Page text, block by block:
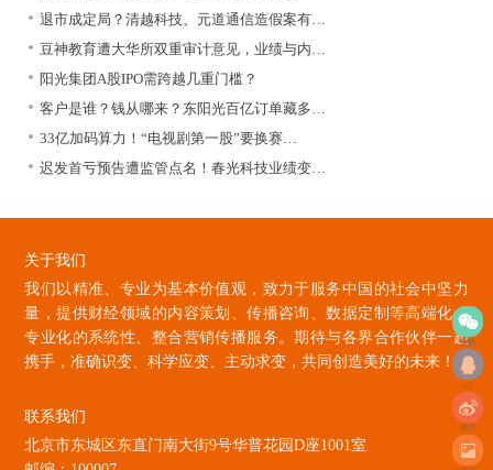
微信
qq
微博
退市成定局？清越科技、元道通信造假案有…
豆神教育遭大华所双重审计意见，业绩与内…
阳光集团A股IPO需跨越几重门槛？
客户是谁？钱从哪来？东阳光百亿订单藏多…
33亿加码算力！“电视剧第一股”要换赛…
迟发首亏预告遭监管点名！春光科技业绩变…
关于我们
我们以精准、专业为基本价值观，致力于服务中国的社会中坚力
量，提供财经领域的内容策划、传播咨询、数据定制等高端化、
专业化的系统性、整合营销传播服务。期待与各界合作伙伴一起
携手，准确识变、科学应变、主动求变，共同创造美好的未来！
联系我们
北京市东城区东直门南大街9号华普花园D座1001室